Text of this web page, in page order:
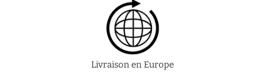
Livraison en Europe